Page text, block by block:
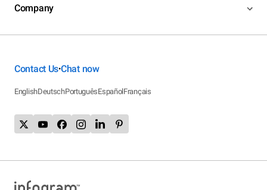
Company
Contact Us•Chat now
EnglishDeutschPortuguêsEspañolFrançais